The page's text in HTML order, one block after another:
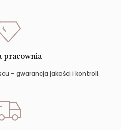
pracownia
– gwarancja jakości i kontroli.